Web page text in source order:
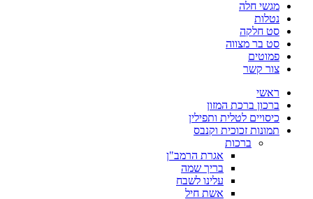
מגשי חלה
נטלות
סט חלקה
סט בר מצווה
פמוטים
צור קשר
ראשי
ברכון ברכת המזון
כיסויים לטלית ותפילין
תמונות זכוכית וקנבס
ברכות
אגרת הרמב"ן
בריך שמה
עלינו לשבח
אשת חיל